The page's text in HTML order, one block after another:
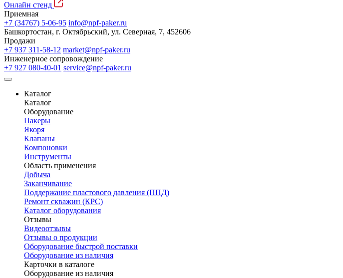
Онлайн стенд
Приемная
+7 (34767) 5-06-95 info@npf-paker.ru
Башкортостан, г. Октябрьский, ул. Северная, 7, 452606
Продажи
+7 937 311-58-12 market@npf-paker.ru
Инженерное сопровождение
+7 927 080-40-01 service@npf-paker.ru
Каталог
Каталог
Оборудование
Пакеры
Якоря
Клапаны
Компоновки
Инструменты
Область применения
Добыча
Заканчивание
Поддержание пластового давления (ППД)
Ремонт скважин (КРС)
Каталог оборудования
Отзывы
Видеоотзывы
Отзывы о продукции
Оборудование быстрой поставки
Оборудование из наличия
Карточки в каталоге
Оборудование из наличия